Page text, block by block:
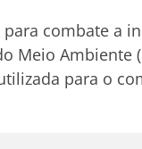
combate a
Meio Ambiente
para o